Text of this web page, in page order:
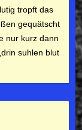
tropft das
gequätscht
nur kurz dann
suhlen blut